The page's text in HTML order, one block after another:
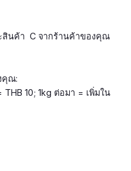
สินค้า C จากร้านค้าของคุณ
คุณ:
10; 1kg ต่อมา = เพิ่มใน